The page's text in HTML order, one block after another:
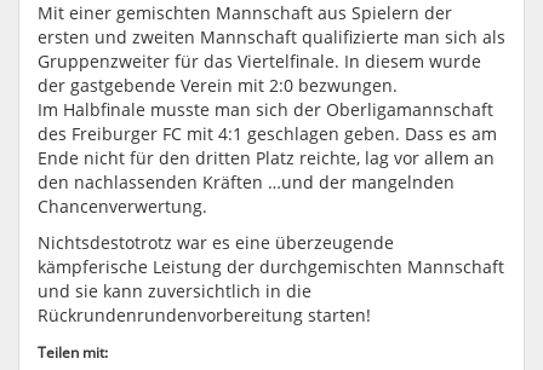
Mit einer gemischten Mannschaft aus Spielern der
ersten und zweiten Mannschaft qualifizierte man sich als
Gruppenzweiter für das Viertelfinale. In diesem wurde
der gastgebende Verein mit 2:0 bezwungen.
Im Halbfinale musste man sich der Oberligamannschaft
des Freiburger FC mit 4:1 geschlagen geben. Dass es am
Ende nicht für den dritten Platz reichte, lag vor allem an
den nachlassenden Kräften …und der mangelnden
Chancenverwertung.
Nichtsdestotrotz war es eine überzeugende
kämpferische Leistung der durchgemischten Mannschaft
und sie kann zuversichtlich in die
Rückrundenrundenvorbereitung starten!
Teilen mit: